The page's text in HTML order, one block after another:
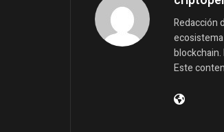
Redacción
Este